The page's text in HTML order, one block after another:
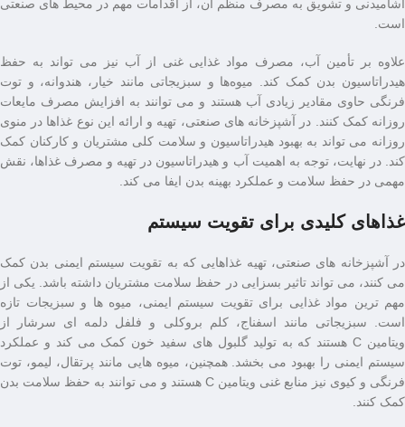
آشامیدنی و تشویق به مصرف منظم آن، از اقدامات مهم در محیط ‌های صنعتی
است.
علاوه بر تأمین آب، مصرف مواد غذایی غنی از آب نیز می ‌تواند به حفظ
هیدراتاسیون بدن کمک کند. میوه‌ها و سبزیجاتی مانند خیار، هندوانه، و توت‌
فرنگی حاوی مقادیر زیادی آب هستند و می‌ توانند به افزایش مصرف مایعات
روزانه کمک کنند. در آشپزخانه‌ های صنعتی، تهیه و ارائه این نوع غذاها در منوی
روزانه می ‌تواند به بهبود هیدراتاسیون و سلامت کلی مشتریان و کارکنان کمک
کند. در نهایت، توجه به اهمیت آب و هیدراتاسیون در تهیه و مصرف غذاها، نقش
مهمی در حفظ سلامت و عملکرد بهینه بدن ایفا می ‌کند.
غذاهای کلیدی برای تقویت سیستم
در آشپزخانه‌ های صنعتی، تهیه غذاهایی که به تقویت سیستم ایمنی بدن کمک
می ‌کنند، می ‌تواند تاثیر بسزایی در حفظ سلامت مشتریان داشته باشد. یکی از
مهم ‌ترین مواد غذایی برای تقویت سیستم ایمنی، میوه‌ ها و سبزیجات تازه
است. سبزیجاتی مانند اسفناج، کلم بروکلی و فلفل دلمه ‌ای سرشار از
ویتامین C هستند که به تولید گلبول ‌های سفید خون کمک می ‌کند و عملکرد
سیستم ایمنی را بهبود می ‌بخشد. همچنین، میوه‌ هایی مانند پرتقال، لیمو، توت
‌فرنگی و کیوی نیز منابع غنی ویتامین C هستند و می ‌توانند به حفظ سلامت بدن
کمک کنند.